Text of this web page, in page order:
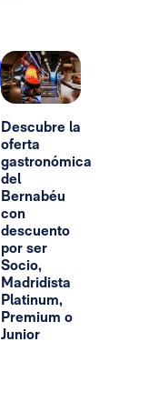
Descubre la
oferta
gastronómica
del
Bernabéu
con
descuento
por ser
Socio,
Madridista
Platinum,
Premium o
Junior